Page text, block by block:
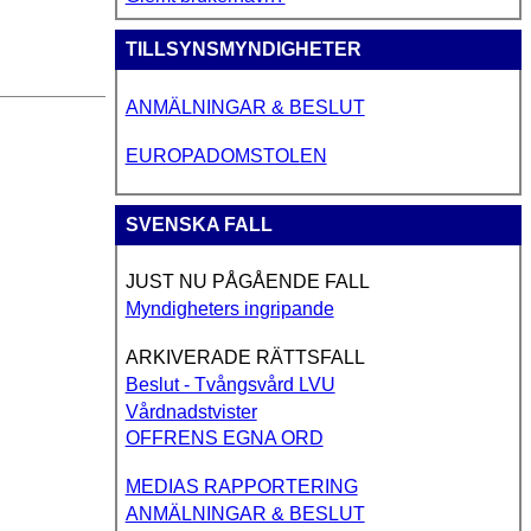
TILLSYNSMYNDIGHETER
ANMÄLNINGAR & BESLUT
EUROPADOMSTOLEN
SVENSKA FALL
JUST NU PÅGÅENDE FALL
Myndigheters ingripande
ARKIVERADE RÄTTSFALL
Beslut - Tvångsvård LVU
Vårdnadstvister
OFFRENS EGNA ORD
MEDIAS RAPPORTERING
ANMÄLNINGAR & BESLUT